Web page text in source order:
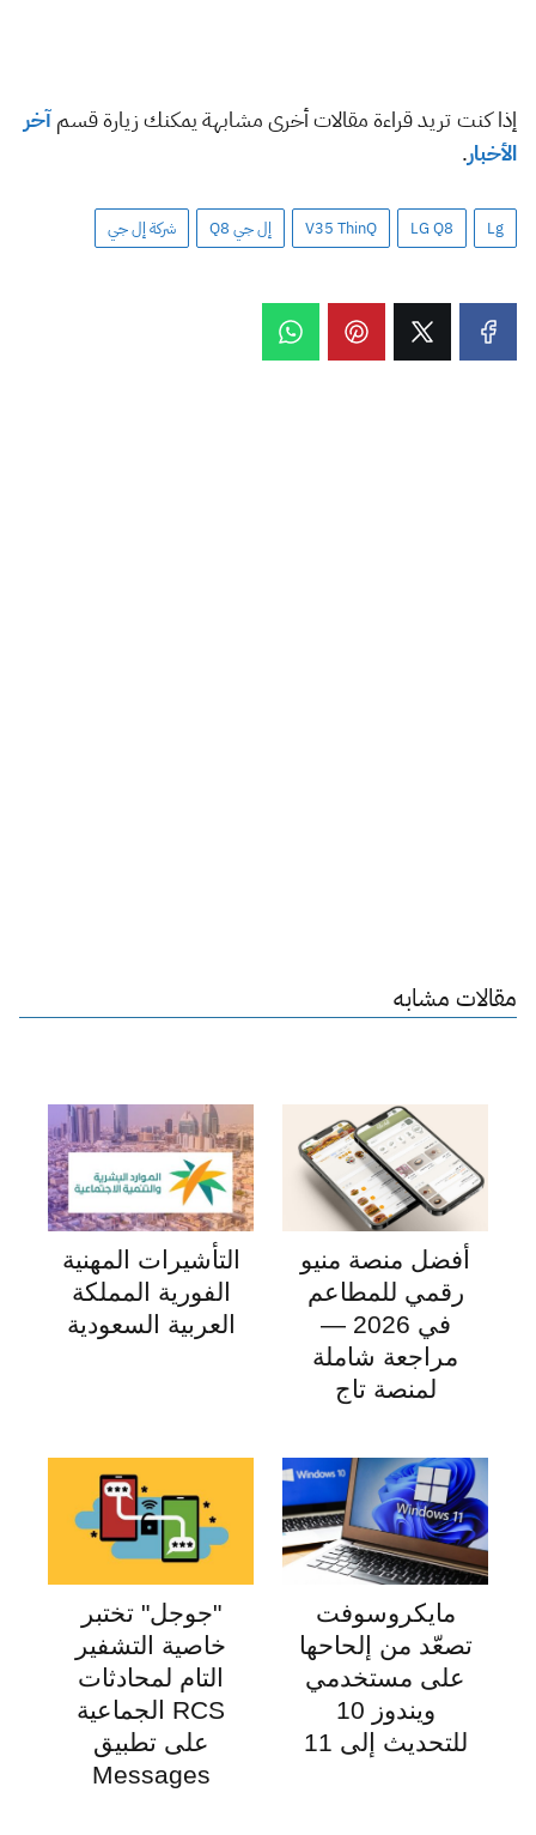
إذا كنت تريد قراءة مقالات أخرى مشابهة يمكنك زيارة قسمآخر
الأخبار.
Lg
LG Q8
V35 ThinQ إل جي Q8 شركة إل جي
مقالات مشابه
أفضل منصة منيو
رقمي للمطاعم
في 2026 —
مراجعة شاملة
لمنصة تاج
التأشيرات المهنية
الفورية المملكة
العربية السعودية
مايكروسوفت
تصعّد من إلحاحها
على مستخدمي
ويندوز 10
للتحديث إلى 11
"جوجل" تختبر
خاصية التشفير
التام لمحادثات
RCS الجماعية
على تطبيق
Messages